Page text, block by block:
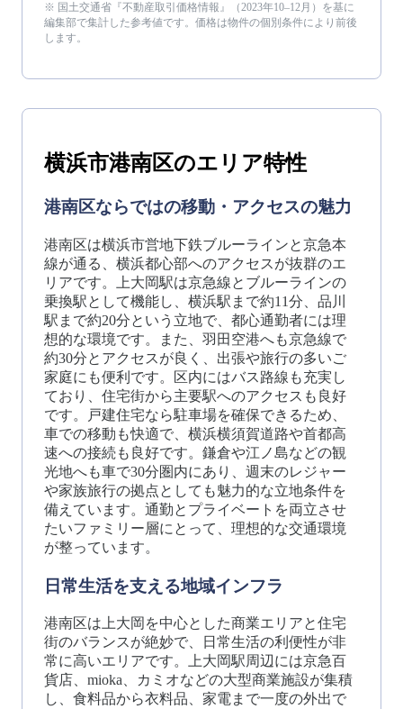
※ 国土交通省『不動産取引価格情報』（2023年10–12月 ）を基に
編集部で集計した参考値です。価格は物件の個別条件により前後
します。
横浜市港南区のエリア特性
港南区ならではの移動・アクセスの魅力
港南区は横浜市営地下鉄ブルーラインと京急本
線が通る、横浜都心部へのアクセスが抜群のエ
リアです。上大岡駅は京急線とブルーラインの
乗換駅として機能し、横浜駅まで約11分、品川
駅まで約20分という立地で、都心通勤者には理
想的な環境です。また、羽田空港へも京急線で
約30分とアクセスが良く、出張や旅行の多いご
家庭にも便利です。区内にはバス路線も充実し
ており、住宅街から主要駅へのアクセスも良好
です。戸建住宅なら駐車場を確保できるため、
車での移動も快適で、横浜横須賀道路や首都高
速への接続も良好です。鎌倉や江ノ島などの観
光地へも車で30分圏内にあり、週末のレジャー
や家族旅行の拠点としても魅力的な立地条件を
備えています。通勤とプライベートを両立させ
たいファミリー層にとって、理想的な交通環境
が整っています。
日常生活を支える地域インフラ
港南区は上大岡を中心とした商業エリアと住宅
街のバランスが絶妙で、日常生活の利便性が非
常に高いエリアです。上大岡駅周辺には京急百
貨店、mioka、カミオなどの大型商業施設が集積
し、食料品から衣料品、家電まで一度の外出で